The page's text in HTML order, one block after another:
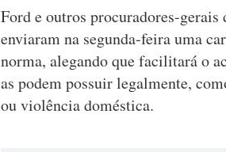
Ford e outros procuradores-gerais
enviaram na segunda-feira uma
norma, alegando que facilitará o
as podem possuir legalmente,
ou violência doméstica.